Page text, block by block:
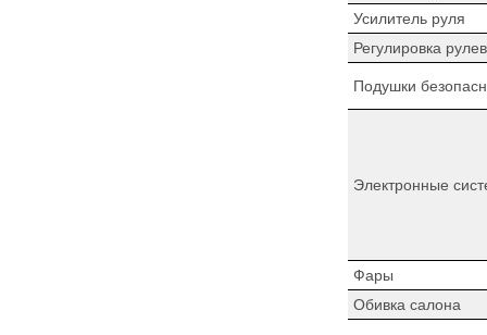
Усилитель руля
Регулировка
Подушки
Электронные
Фары
Обивка салона